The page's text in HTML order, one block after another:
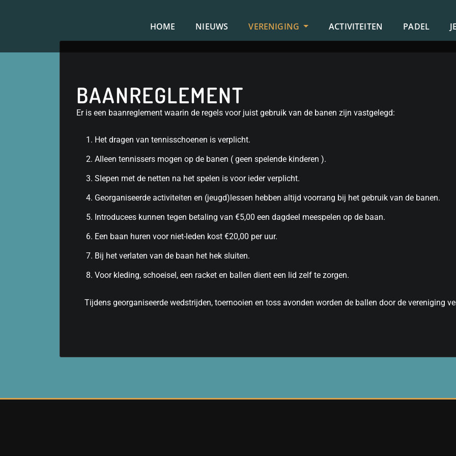
HOME NIEUWS VERENIGING ACTIVITEITEN PADEL
BAANREGLEMENT
Er is een baanreglement waarin de regels voor juist gebruik van de banen zijn vastgelegd:
Het dragen van tennisschoenen is verplicht.
Alleen tennissers mogen op de banen ( geen spelende kinderen ).
Slepen met de netten na het spelen is voor ieder verplicht.
Georganiseerde activiteiten en (jeugd)lessen hebben altijd voorrang bij het gebruik van de banen.
Introducees kunnen tegen betaling van €5,00 een dagdeel meespelen op de baan.
Een baan huren voor niet-leden kost €20,00 per uur.
Bij het verlaten van de baan het hek sluiten.
Voor kleding, schoeisel, een racket en ballen dient een lid zelf te zorgen.
Tijdens georganiseerde wedstrijden, toernooien en toss avonden worden de ballen door de vereniging